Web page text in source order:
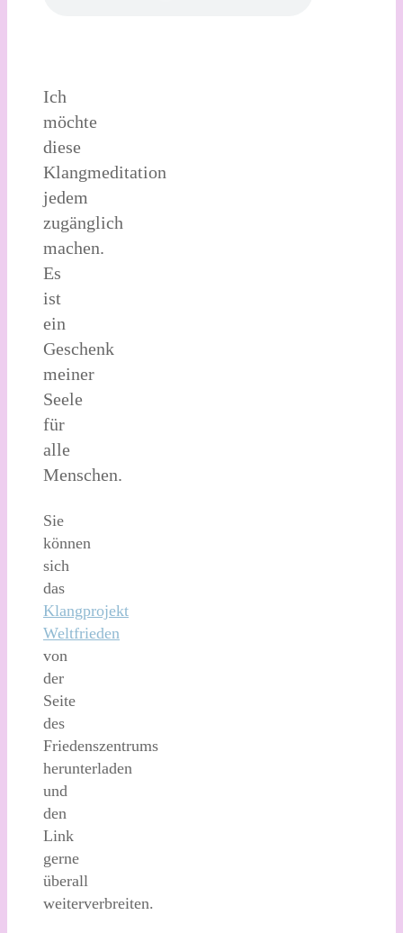
Ich
möchte
diese
Klangmeditation
jedem
zugänglich
machen.
Es
ist
ein
Geschenk
meiner
Seele
für
alle
Menschen.
Sie
können
sich
das
Klangprojekt
Weltfrieden
von
der
Seite
des
Friedenszentrums
herunterladen
und
den
Link
gerne
überall
weiterverbreiten.